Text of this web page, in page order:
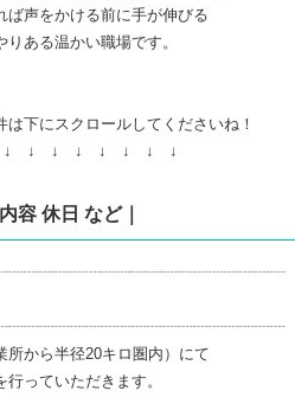
ば声をかける前に手が伸びる
ある温かい職場です。
は下にスクロールしてくださいね！
↓ ↓ ↓ ↓ ↓ ↓ ↓
容 休日 など｜
から半径20キロ圏内）にて
っていただきます。